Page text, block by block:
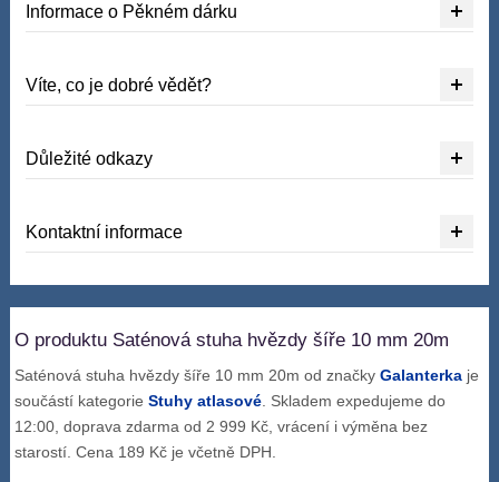
Informace o Pěkném dárku
Víte, co je dobré vědět?
Důležité odkazy
Kontaktní informace
O produktu Saténová stuha hvězdy šíře 10 mm 20m
Saténová stuha hvězdy šíře 10 mm 20m od značkyGalanterka je
součástí kategorieStuhy atlasové. Skladem expedujeme do
12:00, doprava zdarma od 2 999 Kč, vrácení i výměna bez
starostí. Cena 189 Kč je včetně DPH.